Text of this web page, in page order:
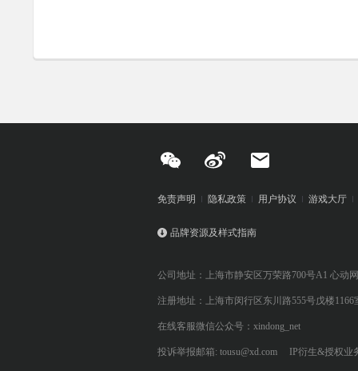
免责声明 隐私政策 用户协议 游戏大厅
品牌资源及样式指南
公司地址：上海市静安区万荣路700号A1 心动
注册地址：上海市闵行区东川路555号戊楼1166
在线客服微信公众号：xindong_net
投诉举报邮箱: tousu@xd.com IP衍生&授权业